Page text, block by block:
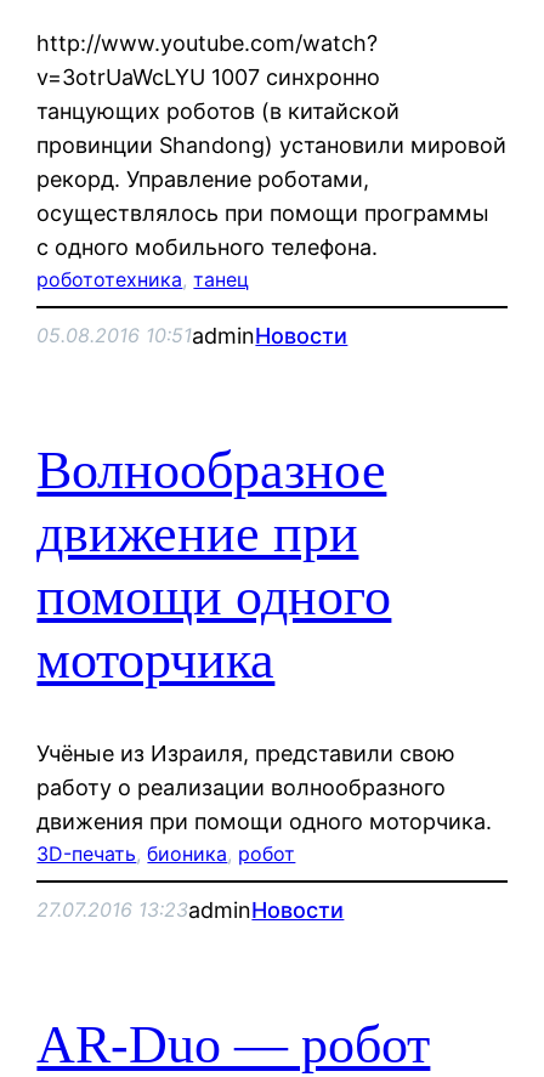
http://www.youtube.com/watch?
v=3otrUaWcLYU 1007 синхронно
танцующих роботов (в китайской
провинции Shandong) установили мировой
рекорд. Управление роботами,
осуществлялось при помощи программы
с одного мобильного телефона.
робототехника, танец
05.08.2016 10:51adminНовости
Волнообразное
движение при
помощи одного
моторчика
Учёные из Израиля, представили свою
работу о реализации волнообразного
движения при помощи одного моторчика.
3D-печать, бионика, робот
27.07.2016 13:23adminНовости
AR-Duo — робот